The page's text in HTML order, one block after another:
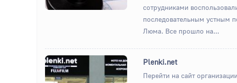
сотрудниками
последовательным устным
Люма. Все прошло на...
Plenki.net
Перейти на сайт организации